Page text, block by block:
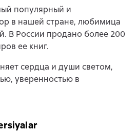
популярный и
в нашей стране, любимица
В России продано более 200
ее книг.
сердца и души светом,
уверенностью в